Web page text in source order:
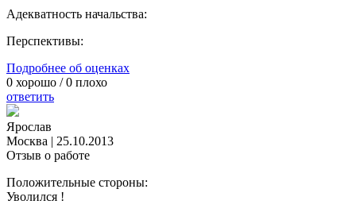
Адекватность начальства:
Перспективы:
Подробнее об оценках
0 хорошо /0 плохо
ответить
Ярослав
Москва | 25.10.2013
Отзыв о работе
Положительные стороны:
Уволился !